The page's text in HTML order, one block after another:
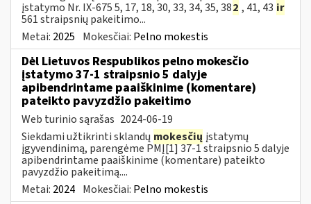
įstatymo Nr. IX-675 5, 17, 18, 30, 33, 34, 35, 382 , 41, 43 ir
561 straipsnių pakeitimo...
Metai: 2025 Mokesčiai: Pelno mokestis
Dėl Lietuvos Respublikos pelno mokesčio
įstatymo 37-1 straipsnio 5 dalyje
apibendrintame paaiškinime (komentare)
pateikto pavyzdžio pakeitimo
Web turinio sąrašas 2024-06-19
Siekdami užtikrinti sklandų mokesčių įstatymų
įgyvendinimą, parengėme PMĮ[1] 37-1 straipsnio 5 dalyje
apibendrintame paaiškinime (komentare) pateikto
pavyzdžio pakeitimą....
Metai: 2024 Mokesčiai: Pelno mokestis